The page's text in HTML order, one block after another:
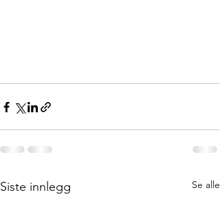
Siste innlegg Se alle